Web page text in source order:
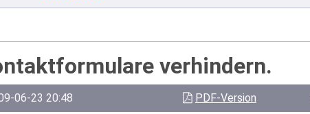
verhindern.
06-23 20:48 PDF-Version